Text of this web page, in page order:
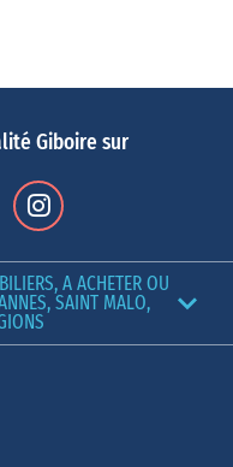
Giboire sur
A ACHETER OU
SAINT MALO,